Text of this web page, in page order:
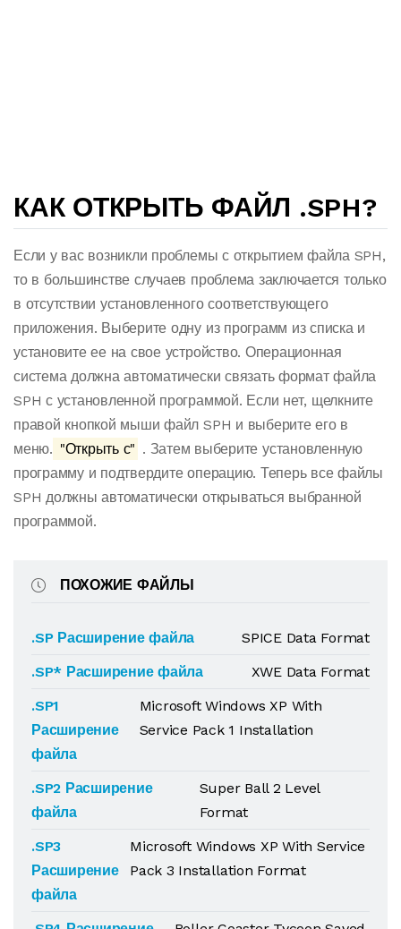
КАК ОТКРЫТЬ ФАЙЛ .SPH?
Если у вас возникли проблемы с открытием файла SPH,
то в большинстве случаев проблема заключается только
в отсутствии установленного соответствующего
приложения. Выберите одну из программ из списка и
установите ее на свое устройство. Операционная
система должна автоматически связать формат файла
SPH с установленной программой. Если нет, щелкните
правой кнопкой мыши файл SPH и выберите его в
меню. "Открыть с" . Затем выберите установленную
программу и подтвердите операцию. Теперь все файлы
SPH должны автоматически открываться выбранной
программой.
ПОХОЖИЕ ФАЙЛЫ
.SP Расширение файла
SPICE Data Format
.SP* Расширение файла
XWE Data Format
.SP1
Расширение
файла
Microsoft Windows XP With
Service Pack 1 Installation
.SP2 Расширение
файла
Super Ball 2 Level
Format
.SP3
Расширение
файла
Microsoft Windows XP With Service
Pack 3 Installation Format